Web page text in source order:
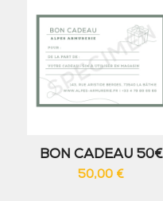
BON CADEAU 50€
50,00 €